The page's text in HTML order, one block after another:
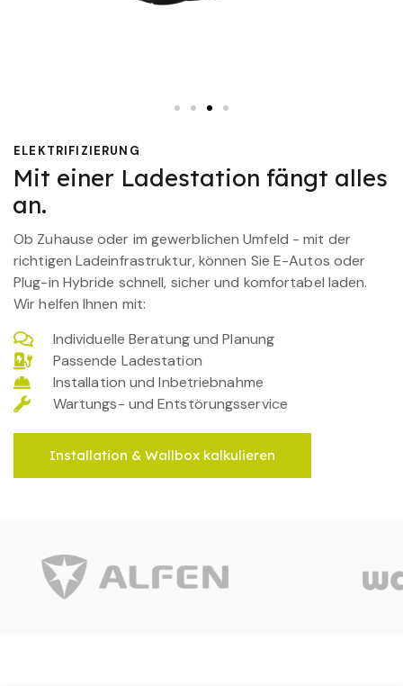
ELEKTRIFIZIERUNG
Mit einer Ladestation fängt alles
an.
Ob Zuhause oder im gewerblichen Umfeld - mit der
richtigen Ladeinfrastruktur, können Sie E-Autos oder
Plug-in Hybride schnell, sicher und komfortabel laden.
Wir helfen Ihnen mit:
Individuelle Beratung und Planung
Passende Ladestation
Installation und Inbetriebnahme
Wartungs- und Entstörungsservice
Installation & Wallbox kalkulieren